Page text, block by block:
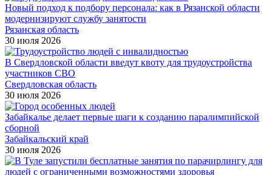
Новый подход к подбору персонала: как в Рязанской области
модернизируют службу занятости
Рязанская область
30 июля 2026
В Свердловской области введут квоту для трудоустройства
участников СВО
Свердловская область
30 июля 2026
Забайкалье делает первые шаги к созданию паралимпийской
сборной
Забайкальский край
30 июля 2026